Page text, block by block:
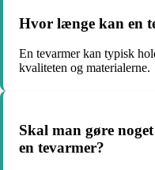
Hvor længe kan en
En tevarmer kan typisk
kvaliteten og materialerne.
Skal man gøre
en tevarmer?